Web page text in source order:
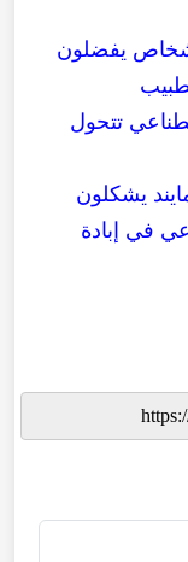
يفضلون
تتحول
مايند يشكلون
في إبادة